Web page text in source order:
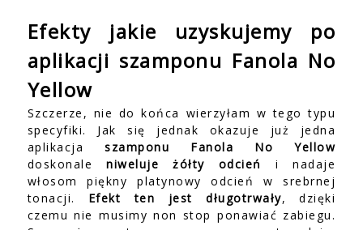
Efekty jakie uzyskujemy po
aplikacji szamponu Fanola No
Yellow
Szczerze, nie do końca wierzyłam w tego typu
specyfiki. Jak się jednak okazuje już jedna
aplikacjaszamponu Fanola No Yellow
doskonaleniweluje żółty odcień
i nadaje
włosom piękny platynowy odcień w srebrnej
tonacji. Efekt ten jest długotrwały, dzięki
czemu nie musimy non stop ponawiać zabiegu.